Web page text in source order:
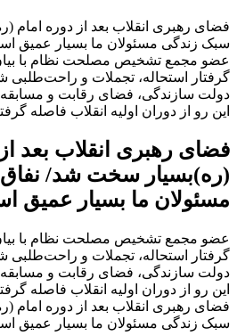
فضای رهبری انقلاب بعد از دوره امام
سبک زندگی مسئولان ما بسیار عمیق
عضو مجمع تشخیص مصلحت نظام با بیان
گرفتار استحاله،‌ تجملات و راحت‌طلبی
دولت سازندگی، فضای رقابت و مسابقه
این رو از دوران اولیه انقلاب فاصله
فضای رهبری انقلاب بعد
(ره)بسیار سخت شد/
مسئولان ما بسیار عمیق
عضو مجمع تشخیص مصلحت نظام با بیان
گرفتار استحاله،‌ تجملات و راحت‌طلبی
دولت سازندگی، فضای رقابت و مسابقه
این رو از دوران اولیه انقلاب فاصله
فضای رهبری انقلاب بعد از دوره امام
سبک زندگی مسئولان ما بسیار عمیق